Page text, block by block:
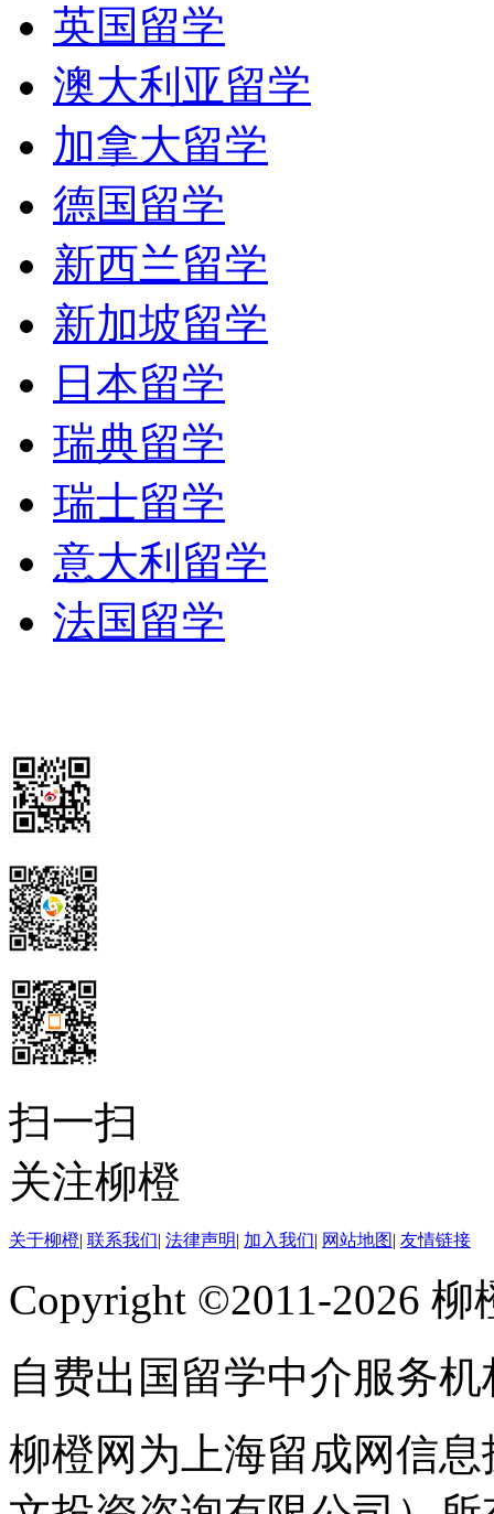
英国留学
澳大利亚留学
加拿大留学
德国留学
新西兰留学
新加坡留学
日本留学
瑞典留学
瑞士留学
意大利留学
法国留学
扫一扫
关注柳橙
关于柳橙| 联系我们| 法律声明| 加入我们| 网站地图| 友情链接
Copyright ©2011-2026
自费出国留学中介服务
柳橙网为上海留成网信